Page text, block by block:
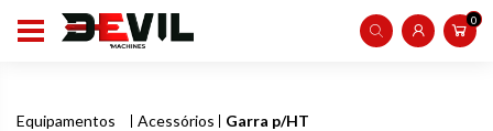
0
Equipamentos Acessórios Garra p/HT